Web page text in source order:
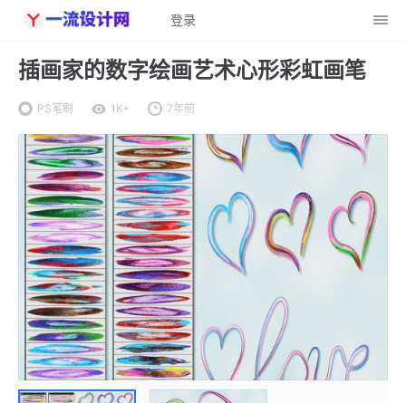
登录
插画家的数字绘画艺术心形彩虹画笔
PS笔刷 1K+ 7年前